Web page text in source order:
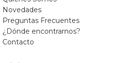
Novedades
Preguntas Frecuentes
¿Dónde encontrarnos?
Contacto